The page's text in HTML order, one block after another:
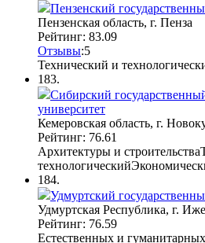
Пензенский
Пензенская область, г. Пенза
Рейтинг: 83.09
Отзывы:5
Технический и
183.
Сибирский
университет
Кемеровская область, г.
Рейтинг: 76.61
Архитектуры и строительства
технологический
184.
Удмуртский
Удмуртская Республика, г.
Рейтинг: 76.59
Естественных и